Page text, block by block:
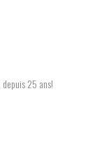
25 ans!